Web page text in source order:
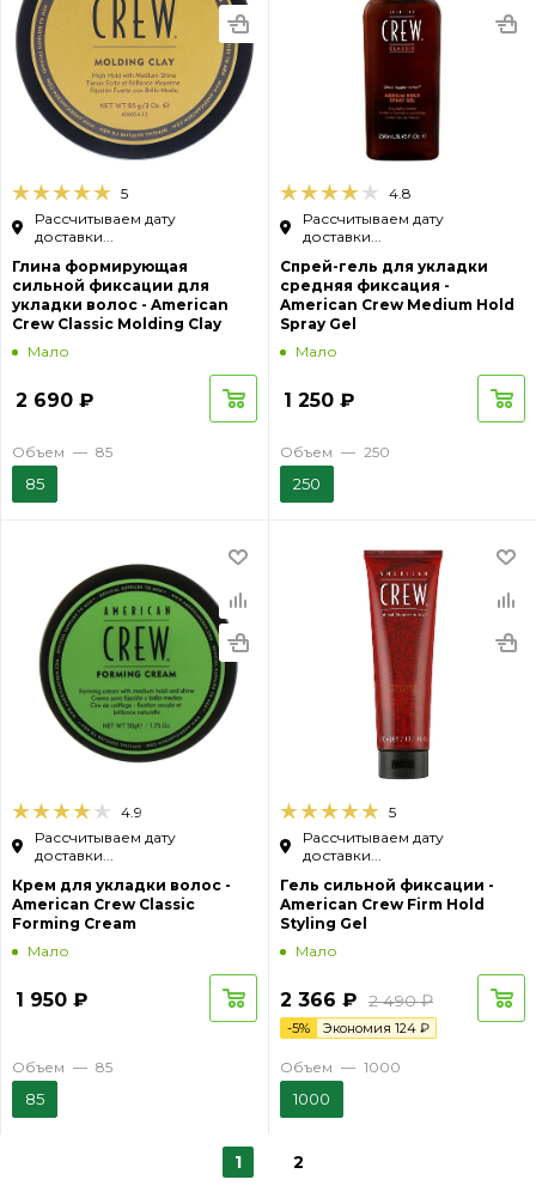
5
Рассчитываем дату
доставки...
Глина формирующая
сильной фиксации для
укладки волос - American
Crew Classic Molding Clay
Мало
2 690 ₽
Объем — 85
85
4.8
Рассчитываем дату
доставки...
Спрей-гель для укладки
средняя фиксация -
American Crew Medium Hold
Spray Gel
Мало
1 250 ₽
Объем — 250
250
4.9
Рассчитываем дату
доставки...
Крем для укладки волос -
American Crew Classic
Forming Cream
Мало
1 950 ₽
Объем — 85
85
5
Рассчитываем дату
доставки...
Гель сильной фиксации -
American Crew Firm Hold
Styling Gel
Мало
2 366 ₽ 2 490₽
-5% Экономия 124 ₽
Объем — 1000
1000
1 2